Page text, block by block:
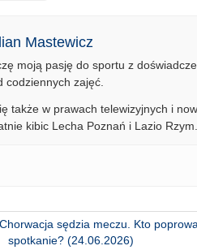
Mastewicz
moją pasję do sportu z
codziennych zajęć.
także w prawach telewizyjnych i
kibic Lecha Poznań i Lazio Rzym.
sędzia meczu. Kto
spotkanie? (24.06.2026)